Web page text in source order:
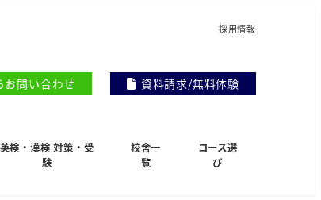
採用情報
お問い合わせ 資料請求/無料体験
英検・漢検 対策・受
験
校舎一
覧
コース選
び